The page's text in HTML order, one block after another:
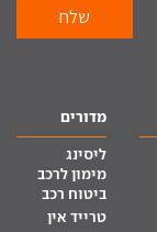
מדורים
ליסינג
מימון לרכב
ביטוח רכב
טרייד אין